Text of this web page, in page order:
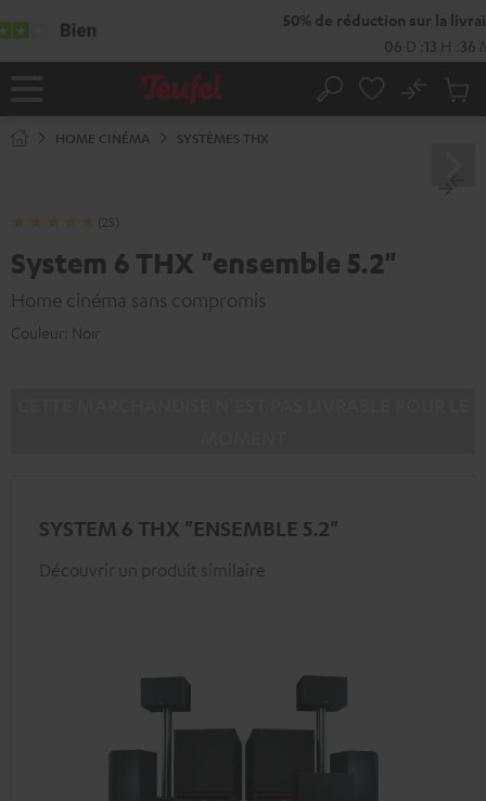
Page
Rechercher
No
HOME CINÉMA SYSTÈMES THX
(25)
System 6 THX "ensemble 5.2"
Home cinéma sans compromis
Couleur: Noir
SYSTEM 6 THX "ENSEMBLE 5.2"
Découvrir un produit similaire